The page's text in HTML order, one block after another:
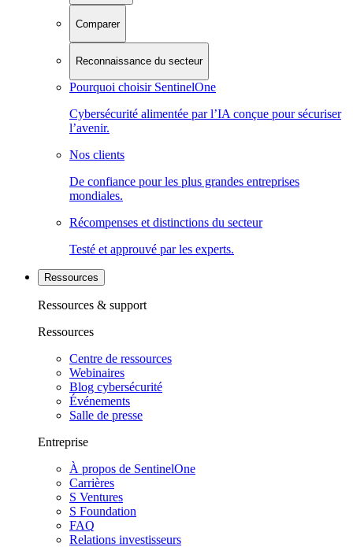
Comparer
Reconnaissance du secteur
Pourquoi choisir SentinelOne
Cybersécurité alimentée par l’IA conçue pour sécuriser
l’avenir.
Nos clients
De confiance pour les plus grandes entreprises
mondiales.
Récompenses et distinctions du secteur
Testé et approuvé par les experts.
Ressources
Ressources & support
Ressources
Centre de ressources
Webinaires
Blog cybersécurité
Événements
Salle de presse
Entreprise
À propos de SentinelOne
Carrières
S Ventures
S Foundation
FAQ
Relations investisseurs